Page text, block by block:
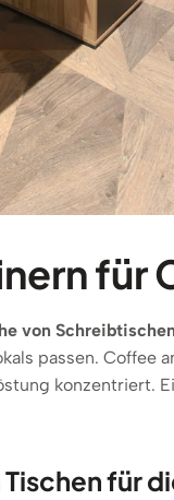
für
von Schreibtischen
passen. Coffee
konzentriert.
für